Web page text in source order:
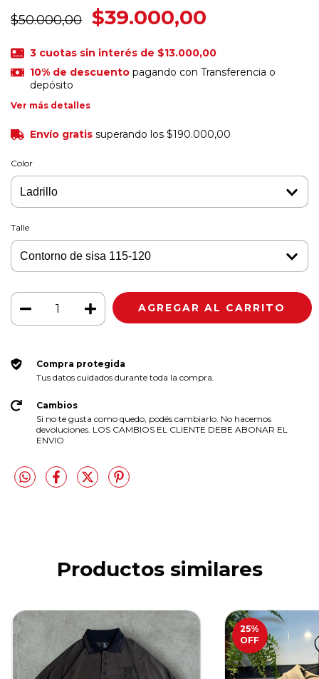
$50.000,00 $39.000,00
3 cuotas sin interés de $13.000,00
10% de descuentopagando con Transferencia o
depósito
Ver más detalles
Envío gratis superando los $190.000,00
Color
Talle
Compra protegida
Tus datos cuidados durante toda la compra.
Cambios
Si no te gusta como quedo, podés cambiarlo. No hacemos
devoluciones. LOS CAMBIOS EL CLIENTE DEBE ABONAR EL
ENVIO
Productos similares
25%
OFF